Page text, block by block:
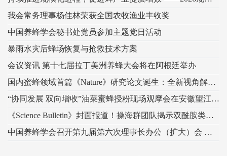
我会常务理事杨佳林荣获全国农牧渔业丰收奖
中国养蜂学会秘书处党员参加主题党日活动
暴雨水灾后蜂场恢复与抢救技术方案
会议资讯 第十七届拉丁美洲养蜂大会将在阿根廷举办
国内蜜蜂领域首篇《Nature》研究论文诞生：全新视角解读蜂王发育的“建筑密码”
“协同发展 双向增收”油菜蜜蜂授粉现场观摩会在安徽望江举办
《Science Bulletin》封面报道！操海群团队揭示双酰胺类杀虫剂影响蜜蜂蜂王生殖
中国养蜂学会召开第九届第六次理事长办公（扩大）会 锚定“十五五” 谋划蜂业高质量发展